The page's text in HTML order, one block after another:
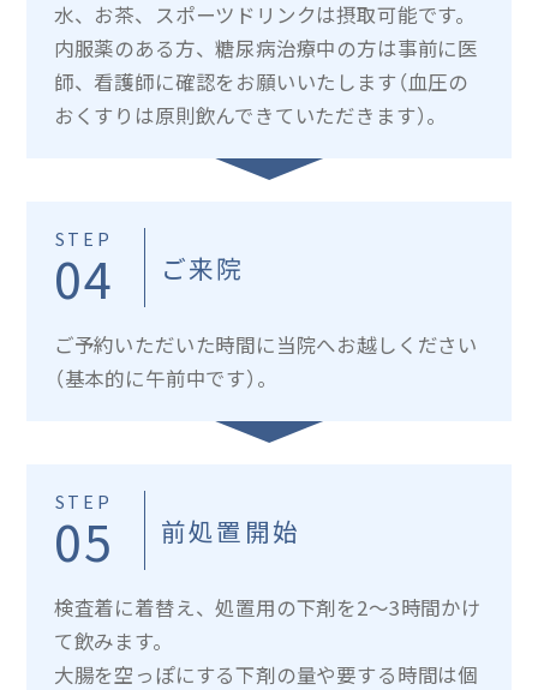
水、お茶、スポーツドリンクは摂取可能です。
内服薬のある方、糖尿病治療中の方は事前に医
師、看護師に確認をお願いいたします（血圧の
おくすりは原則飲んできていただきます）。
STEP
04 ご来院
ご予約いただいた時間に当院へお越しください
（基本的に午前中です）。
STEP
05 前処置開始
検査着に着替え、処置用の下剤を2～3時間かけ
て飲みます。
大腸を空っぽにする下剤の量や要する時間は個